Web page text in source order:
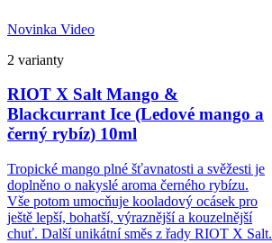
Novinka Video
2 varianty
RIOT X Salt Mango &
Blackcurrant Ice (Ledové mango a
černý rybíz) 10ml
Tropické mango plné šťavnatosti a svěžesti je
doplněno o nakyslé aroma černého rybízu.
Vše potom umocňuje kooladový ocásek pro
ještě lepší, bohatší, výraznější a kouzelnější
chuť. Další unikátní směs z řady RIOT X Salt.